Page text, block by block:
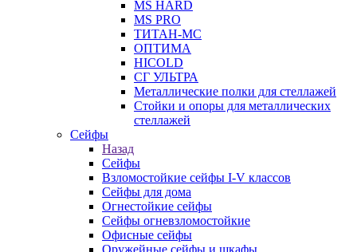
MS HARD
MS PRO
ТИТАН-МС
ОПТИМА
HICOLD
СГ УЛЬТРА
Металлические полки для стеллажей
Стойки и опоры для металлических
стеллажей
Сейфы
Назад
Сейфы
Взломостойкие сейфы I-V классов
Сейфы для дома
Огнестойкие сейфы
Сейфы огневзломостойкие
Офисные сейфы
Оружейные сейфы и шкафы